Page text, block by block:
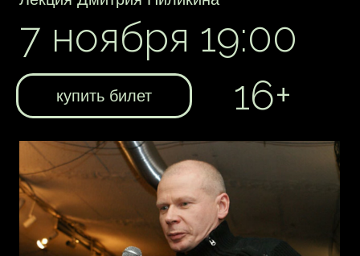
Дмитрий Пиликин — художник, арт-
критик, историк искусства, куратор
научно-исследовательских программ
Института исследования стрит-арта
(Санкт-Петербург), один из авторов
проекта «Waterfront — водная линия
Петербурга», номинированного
на Премию Сергея Курёхина.